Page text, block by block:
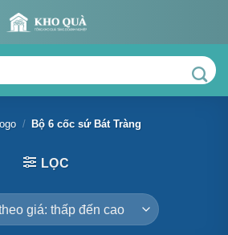
/ Bộ 6 cốc sứ Bát Tràng
LỌC